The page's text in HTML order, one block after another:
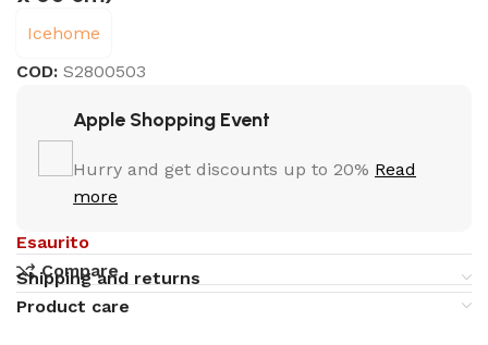
Icehome
COD:S2800503
Apple Shopping Event
Hurry and get discounts up to 20% Read
more
Esaurito
Compare
Shipping and returns
Product care